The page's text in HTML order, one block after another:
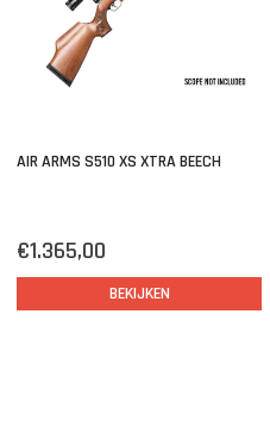
AIR ARMS S510 XS XTRA BEECH
€1.365,00
BEKIJKEN